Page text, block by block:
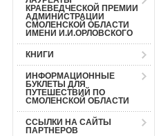
КРАЕВЕДЧЕСКОЙ ПРЕМИИ
АДМИНИСТРАЦИИ
СМОЛЕНСКОЙ ОБЛАСТИ
ИМЕНИ И.И.ОРЛОВСКОГО
КНИГИ
ИНФОРМАЦИОННЫЕ
БУКЛЕТЫ ДЛЯ
ПУТЕШЕСТВИЙ ПО
СМОЛЕНСКОЙ ОБЛАСТИ
ССЫЛКИ НА САЙТЫ
ПАРТНЕРОВ